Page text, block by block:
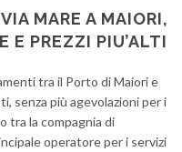
MARE A MAIORI,
E PREZZI PIU’ALTI
tra il Porto di Maiori e
senza più agevolazioni per i
tra la compagnia di
operatore per i servizi